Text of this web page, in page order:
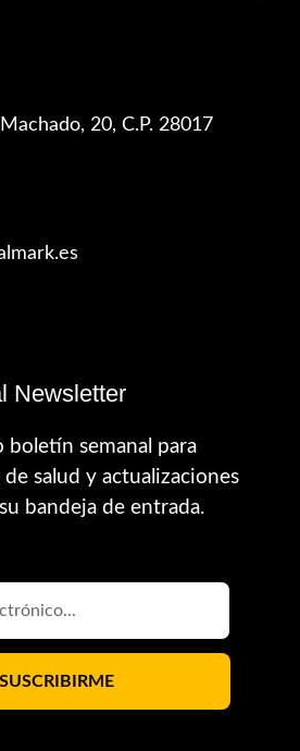
20, C.P. 28017
Newsletter
boletín semanal para
salud y actualizaciones
bandeja de entrada.